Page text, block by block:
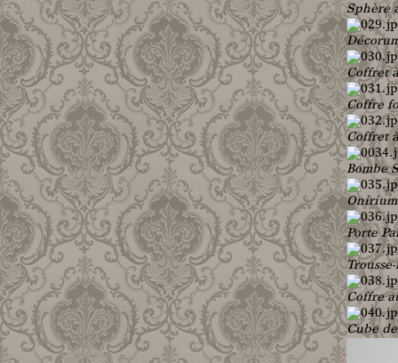
Sphère
Coffret
Coffre
Coffret
Bombe
Onirium
Porte
Coffre
Cube